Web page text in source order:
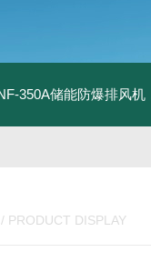
350A储能防爆排风机
/ PRODUCT DISPLAY